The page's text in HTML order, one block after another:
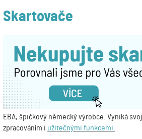
Skartovače
EBA, špičkový německý výrobce. Vyniká
zpracováním i užitečnými funkcemi.